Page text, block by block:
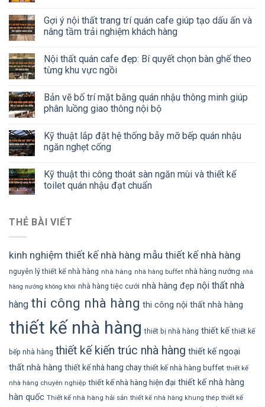
Gợi ý nội thất trang trí quán cafe giúp tạo dấu ấn và
nâng tầm trải nghiệm khách hàng
Nội thất quán cafe đẹp: Bí quyết chọn bàn ghế theo
từng khu vực ngồi
Bản vẽ bố trí mặt bằng quán nhậu thông minh giúp
phân luồng giao thông nội bộ
Kỹ thuật lắp đặt hệ thống bẫy mỡ bếp quán nhậu
ngăn nghẹt cống
Kỹ thuật thi công thoát sàn ngăn mùi và thiết kế
toilet quán nhậu đạt chuẩn
THẺ BÀI VIẾT
kinh nghiệm thiết kế nhà hàng mẫu thiết kế nhà hàng
nguyên lý thiết kế nhà hàng nhà hàng nhà hàng buffet nhà hàng nướng nhà
hàng nướng không khói nhà hàng tiệc cưới nhà hàng đẹp nội thất nhà
hàng thi công nhà hàng thi công nội thất nhà hàng
thiết kế nhà hàng thiết bị nhà hàng thiết kế thiết kế
bếp nhà hàng thiết kế kiến trúc nhà hàng thiết kế ngoại
thất nhà hàng thiết kế nhà hang chay thiết kế nhà hàng buffet thiết kế
nhà hàng chuyên nghiệp thiết kế nhà hàng hiện đại thiết kế nhà hàng
hàn quốc Thiết kế nhà hàng hải sản thiết kế nhà hàng khung thép thiết kế